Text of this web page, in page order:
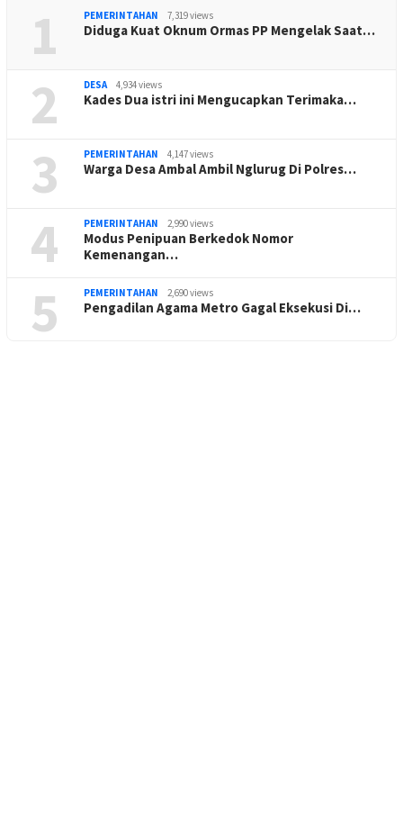
1 PEMERINTAHAN 7,319 views
Diduga Kuat Oknum Ormas PP Mengelak Saat…
2 DESA 4,934 views
Kades Dua istri ini Mengucapkan Terimaka…
3 PEMERINTAHAN 4,147 views
Warga Desa Ambal Ambil Nglurug Di Polres…
4 PEMERINTAHAN 2,990 views
Modus Penipuan Berkedok Nomor
Kemenangan…
5 PEMERINTAHAN 2,690 views
Pengadilan Agama Metro Gagal Eksekusi Di…